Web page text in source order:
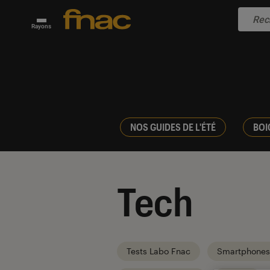
Rayons
NOS GUIDES DE L'ÉTÉ
Tech
Tests Labo Fnac Smartphones